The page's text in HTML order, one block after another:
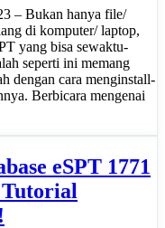
– Bukan hanya file/
di komputer/ laptop,
yang bisa sewaktu-
seperti ini memang
dengan cara menginstall-
Berbicara mengenai
eSPT 1771